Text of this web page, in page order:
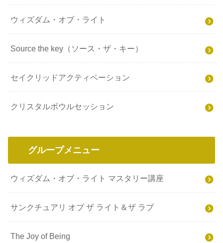
ウィズダム・オブ・ライト
Source the key（ソース・ザ・キー）
セイクリッドアクティベーション
クリスタルボウルセッション
グループメニュー
ウィズダム・オブ・ライト マスタリー講座
サンクチュアリ オブ ザ ライト＆ザ ラブ
The Joy of Being